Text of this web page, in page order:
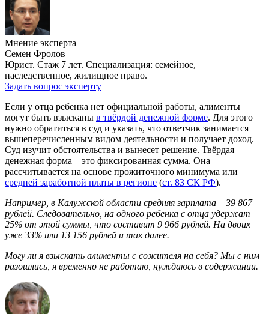
Мнение эксперта
Семен Фролов
Юрист. Стаж 7 лет. Специализация: семейное,
наследственное, жилищное право.
Задать вопрос эксперту
Если у отца ребенка нет официальной работы, алименты
могут быть взысканы в твёрдой денежной форме. Для этого
нужно обратиться в суд и указать, что ответчик занимается
вышеперечисленным видом деятельности и получает доход.
Суд изучит обстоятельства и вынесет решение. Твёрдая
денежная форма – это фиксированная сумма. Она
рассчитывается на основе прожиточного минимума или
средней заработной платы в регионе (ст. 83 СК РФ).
Например, в Калужской области средняя зарплата – 39 867
рублей. Следовательно, на одного ребенка с отца удержат
25% от этой суммы, что составит 9 966 рублей. На двоих
уже 33% или 13 156 рублей и так далее.
Могу ли я взыскать алименты с сожителя на себя? Мы с ним
разошлись, я временно не работаю, нуждаюсь в содержании.